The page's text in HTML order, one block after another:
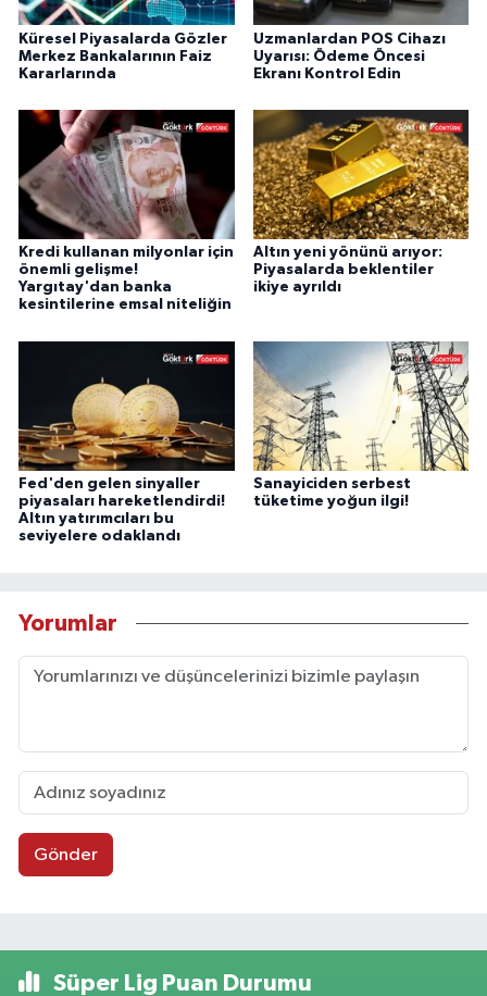
Küresel Piyasalarda Gözler
Merkez Bankalarının Faiz
Kararlarında
Uzmanlardan POS Cihazı
Uyarısı: Ödeme Öncesi
Ekranı Kontrol Edin
Kredi kullanan milyonlar için
önemli gelişme!
Yargıtay'dan banka
kesintilerine emsal niteliğin
Altın yeni yönünü arıyor:
Piyasalarda beklentiler
ikiye ayrıldı
Fed'den gelen sinyaller
piyasaları hareketlendirdi!
Altın yatırımcıları bu
seviyelere odaklandı
Sanayiciden serbest
tüketime yoğun ilgi!
Yorumlar
Gönder
Süper Lig Puan Durumu